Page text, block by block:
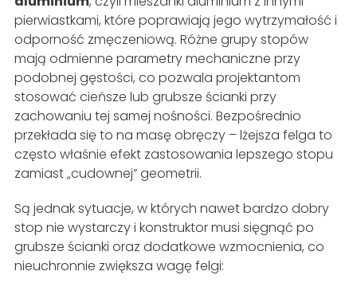
pierwiastkami, które poprawiają jego wytrzymałość i
odporność zmęczeniową. Różne grupy stopów
mają odmienne parametry mechaniczne przy
podobnej gęstości, co pozwala projektantom
stosować cieńsze lub grubsze ścianki przy
zachowaniu tej samej nośności. Bezpośrednio
przekłada się to na masę obręczy – lżejsza felga to
często właśnie efekt zastosowania lepszego stopu
zamiast „cudownej” geometrii.
Są jednak sytuacje, w których nawet bardzo dobry
stop nie wystarczy i konstruktor musi sięgnąć po
grubsze ścianki oraz dodatkowe wzmocnienia, co
nieuchronnie zwiększa wagę felgi: